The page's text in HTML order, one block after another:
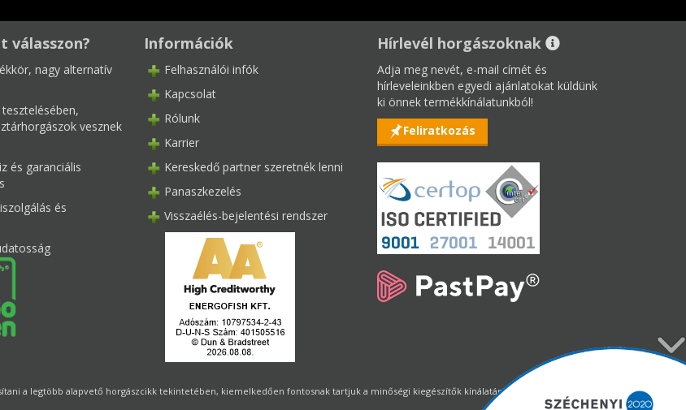
válasszon?
nagy alternatív
vesznek
és garanciális
és
Információk
Felhasználói infók
Kapcsolat
Rólunk
Karrier
Kereskedő partner szeretnék lenni
Panaszkezelés
Visszaélés-bejelentési rendszer
Hírlevél horgászoknak
Adja meg nevét, e-mail címét és
hírleveleinkben egyedi ajánlatokat küldünk
ki önnek termékkínálatunkból!
Feliratkozás
a legtöbb alapvető horgászcikk tekintetében, kiemelkedően fontosnak tartjuk a minőségi kiegészítők kínálatának állandó biztosítását.